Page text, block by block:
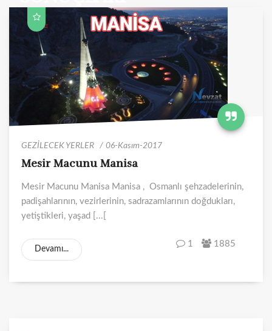
GEZİLECEK YERLER 06-Kasım-2017
Mesir Macunu Manisa
Mesir Macunu Manisa Manisa , Osmanlı şehzadelerinin,
padişahlarının, vezirlerinin, sadrazamlarının doğdukları,
yetiştikleri, yaşad [...[
Devamı...
1 1885